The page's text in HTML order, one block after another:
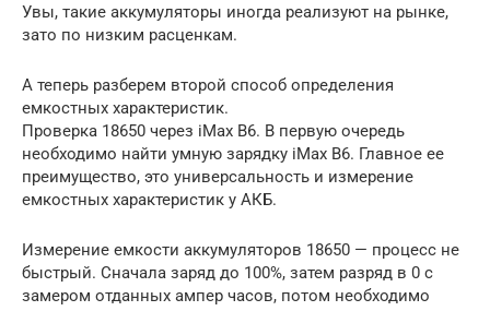
Увы, такие аккумуляторы иногда реализуют на рынке,
зато по низким расценкам.
А теперь разберем второй способ определения
емкостных характеристик.
Проверка 18650 через iMax B6. В первую очередь
необходимо найти умную зарядку iMax B6. Главное ее
преимущество, это универсальность и измерение
емкостных характеристик у АКБ.
Измерение емкости аккумуляторов 18650 — процесс не
быстрый. Сначала заряд до 100%, затем разряд в 0 с
замером отданных ампер часов, потом необходимо